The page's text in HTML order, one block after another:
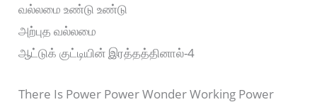
வல்லமை உண்டு உண்டு
அற்புத வல்லமை
ஆட்டுக் குட்டியின் இரத்தத்தினால்-4
There Is Power Power Wonder Working Power